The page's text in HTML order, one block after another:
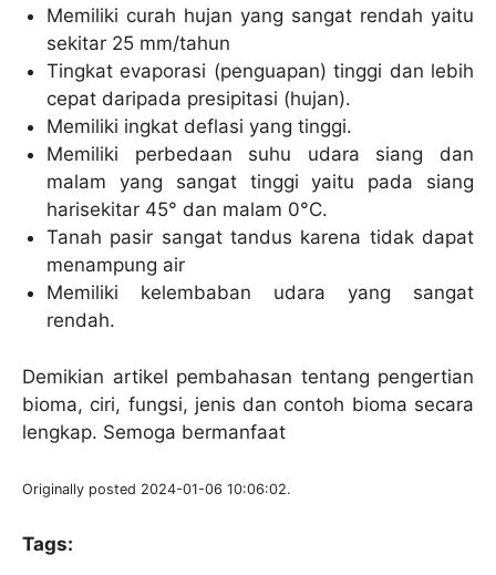
Memiliki curah hujan yang sangat rendah yaitu
sekitar 25 mm/tahun
Tingkat evaporasi (penguapan) tinggi dan lebih
cepat daripada presipitasi (hujan).
Memiliki ingkat deflasi yang tinggi.
Memiliki perbedaan suhu udara siang dan
malam yang sangat tinggi yaitu pada siang
harisekitar 45° dan malam 0°C.
Tanah pasir sangat tandus karena tidak dapat
menampung air
Memiliki kelembaban udara yang sangat
rendah.
Demikian artikel pembahasan tentang pengertian
bioma, ciri, fungsi, jenis dan contoh bioma secara
lengkap. Semoga bermanfaat
Originally posted 2024-01-06 10:06:02.
Tags: